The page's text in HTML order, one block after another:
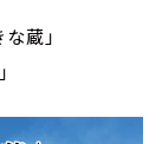
蔵」